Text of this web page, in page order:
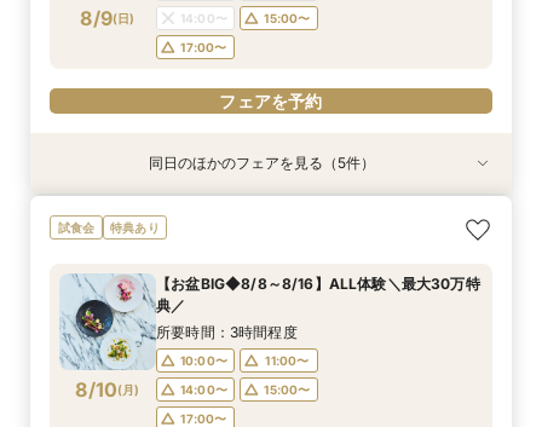
フェアを予約
フェアを予約
フェアを予約
フェアを予約
フェアを予約
フェアを予約
8/9(日)
14:00〜
15:00〜
17:00〜
フェアを予約
特典あり
8/9(日 )
【県央エリアで結婚式なら】燕三条駅から車で3
分好立地◆地元婚
10:00〜
13:00〜
14:00〜
17:00〜
フェアを予約
特典あり
8/9(日 )
【少人数婚◆家族婚】2名からOK！10名60万円
～ご相談
10:00〜
14:00〜
15:00〜
フェアを予約
特典あり
8/9(日 )
【料理重視の方】贅沢試食を堪能◆黒毛和牛&の
ど黒×青の大聖堂
10:00〜
13:00〜
14:00〜
17:00〜
フェアを予約
特典あり
8/9(日 )
【初見学でも安心!】広場の演出体験×試食×なん
でも相談
10:00〜
14:00〜
15:00〜
17:00〜
フェアを予約
8/9(日 )
【自宅でライブ見学】簡単！スマホでOK◆オン
ライン相談会
11:00〜
14:00〜
15:00〜
17:00〜
フェアを予約
同日のほかのフェアを見る（5件）
試食会 特典あり
8/10(月)
【お盆BIG◆8/8～8/16】ALL体験＼最大30万特
典／
所要時間：3時間程度
10:00〜
11:00〜
14:00〜
15:00〜
17:00〜